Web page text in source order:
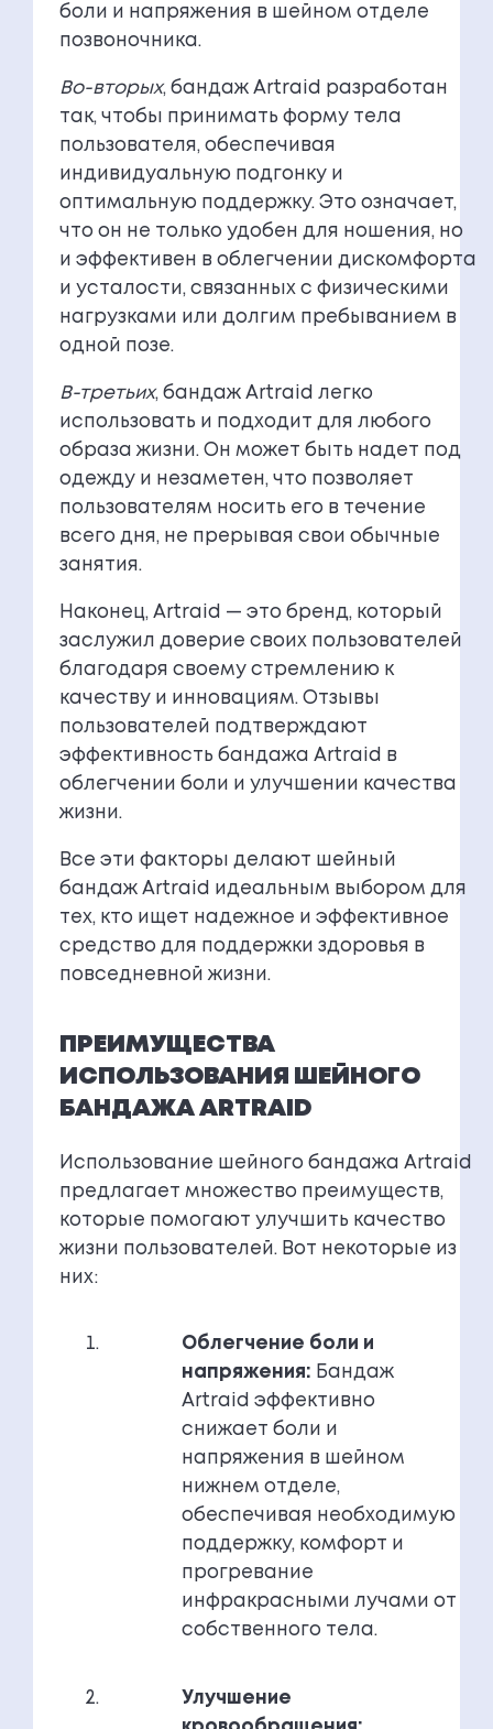
боли и напряжения в шейном отделе
позвоночника.
Во-вторых, бандаж Artraid разработан
так, чтобы принимать форму тела
пользователя, обеспечивая
индивидуальную подгонку и
оптимальную поддержку. Это означает,
что он не только удобен для ношения, но
и эффективен в облегчении дискомфорта
и усталости, связанных с физическими
нагрузками или долгим пребыванием в
одной позе.
В-третьих, бандаж Artraid легко
использовать и подходит для любого
образа жизни. Он может быть надет под
одежду и незаметен, что позволяет
пользователям носить его в течение
всего дня, не прерывая свои обычные
занятия.
Наконец, Artraid — это бренд, который
заслужил доверие своих пользователей
благодаря своему стремлению к
качеству и инновациям. Отзывы
пользователей подтверждают
эффективность бандажа Artraid в
облегчении боли и улучшении качества
жизни.
Все эти факторы делают шейный
бандаж Artraid идеальным выбором для
тех, кто ищет надежное и эффективное
средство для поддержки здоровья в
повседневной жизни.
ПРЕИМУЩЕСТВА
ИСПОЛЬЗОВАНИЯ ШЕЙНОГО
БАНДАЖА ARTRAID
Использование шейного бандажа Artraid
предлагает множество преимуществ,
которые помогают улучшить качество
жизни пользователей. Вот некоторые из
них:
Облегчение боли и
напряжения: Бандаж
Artraid эффективно
снижает боли и
напряжения в шейном
нижнем отделе,
обеспечивая необходимую
поддержку, комфорт и
прогревание
инфракрасными лучами от
собственного тела.
Улучшение